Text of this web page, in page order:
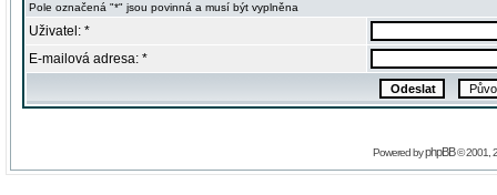
Pole označená "*" jsou povinná a musí být vyplněna
Uživatel: *
E-mailová adresa: *
Powered byphpBB© 2001,